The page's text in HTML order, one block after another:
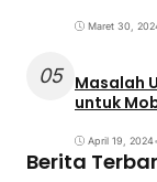
Maret 30,
05 Masalah
untuk
April 19, 2024•
Berita